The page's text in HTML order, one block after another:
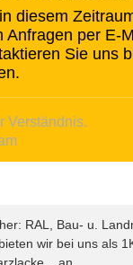
diesem
Anfragen per E-
Sie uns
Verständnis.
RAL, Bau- u.
wir bei uns als
an.